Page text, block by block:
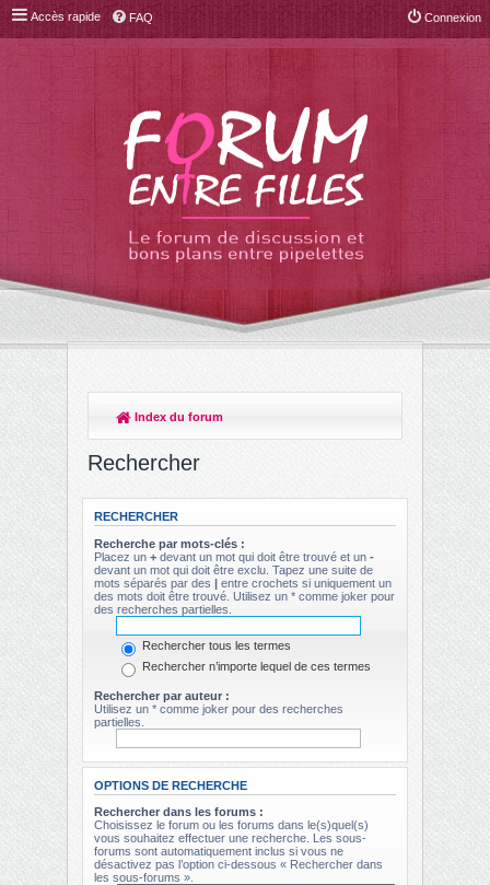
Accès rapide FAQ Connexion
Index du forum
Rechercher
RECHERCHER
Recherche par mots-clés :
Placez un + devant un mot qui doit être trouvé et un -
devant un mot qui doit être exclu. Tapez une suite de
mots séparés par des | entre crochets si uniquement un
des mots doit être trouvé. Utilisez un * comme joker pour
des recherches partielles.
Rechercher tous les termes
Rechercher n’importe lequel de ces termes
Rechercher par auteur :
Utilisez un * comme joker pour des recherches
partielles.
OPTIONS DE RECHERCHE
Rechercher dans les forums :
Choisissez le forum ou les forums dans le(s)quel(s)
vous souhaitez effectuer une recherche. Les sous-
forums sont automatiquement inclus si vous ne
désactivez pas l’option ci-dessous « Rechercher dans
les sous-forums ».